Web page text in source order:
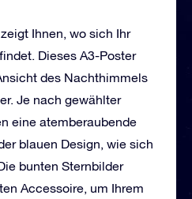
Ihnen, wo sich Ihr
Dieses A3-Poster
des Nachthimmels
Je nach gewählter
eine atemberaubende
blauen Design, wie sich
bunten Sternbilder
Accessoire, um Ihrem